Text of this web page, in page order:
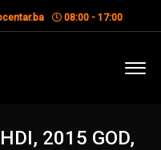
08:00 - 17:00
2015 GOD,